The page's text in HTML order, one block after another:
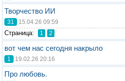
Творчество ИИ
31 15.04.26 09:59
Стрaница: 1 2
вот чем нас сегодня накрыло
1 19.02.26 20:16
Про любовь⁠⁠.